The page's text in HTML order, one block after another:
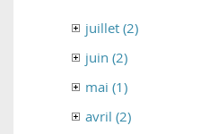
juillet (2)
juin (2)
mai (1)
avril (2)